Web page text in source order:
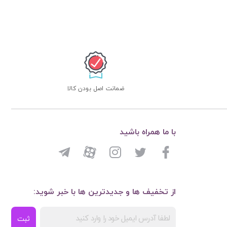
ضمانت اصل بودن کالا
از تخفیف ها و جدیدترین ها با خبر شوید:
ثبت
با ما همراه باشید